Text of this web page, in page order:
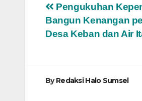
Navigasi
pos
Pengukuhan
Bangun Kenangan
Desa Keban dan Air
ByRedaksi Halo Sumsel